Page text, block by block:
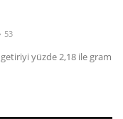
53
yüzde 2,18 ile gram